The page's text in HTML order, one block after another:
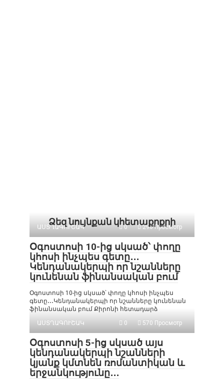
Ձեզ նույնքան կհետաքրքրի
ԱՍՏՂԱԳՈՒՇԱԿ 0 296 Просмотр
Օգոստոսի 10-ից սկսած՝ փողը
կհոսի ինչպես գետը․․․
Կենդանակերպի որ նշանները
կունենան ֆինանսական բում
Օգոստոսի 10-ից սկսած՝ փողը կհոսի ինչպես
գետը․․․Կենդանակերպի որ նշանները կունենան
ֆինանսական բում Քիրոնի հետադարձ
ԱՍՏՂԱԳՈՒՇԱԿ
0 570 Просмотр
Օգոստոսի 5-ից սկսած այս
կենդանակերպի նշանների
կյանք կմտնեն ռոմանտիկան և
երջանկությունը․․․